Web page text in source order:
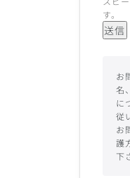
す。
送信
お
名
に
従
お
護
下